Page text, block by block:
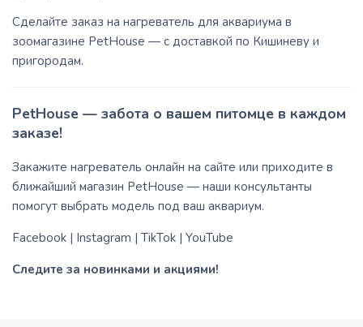
Сделайте заказ на нагреватель для аквариума в
зоомагазине PetHouse — с доставкой по Кишиневу и
пригородам.
PetHouse — забота о вашем питомце в каждом
заказе!
Закажите нагреватель онлайн на сайте или приходите в
ближайший магазин PetHouse — наши консультанты
помогут выбрать модель под ваш аквариум.
Facebook | Instagram | TikTok | YouTube
Следите за новинками и акциями!